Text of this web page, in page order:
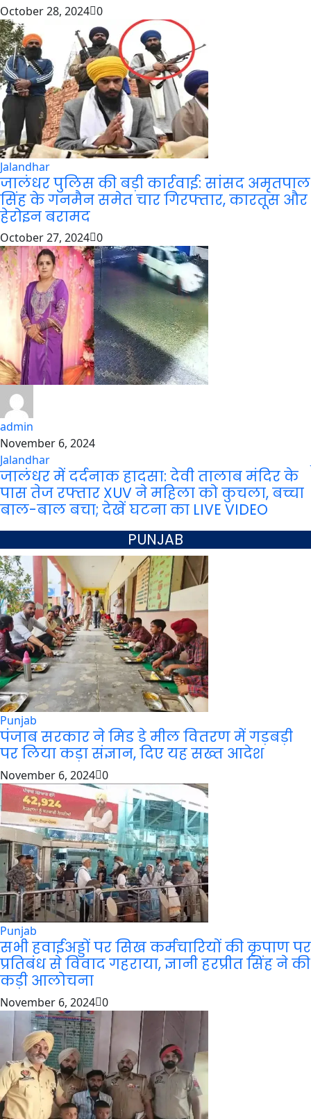
October 28, 2024 0
Jalandhar
जालंधर पुलिस की बड़ी कार्रवाई: सांसद अमृतपाल
सिंह के गनमैन समेत चार गिरफ्तार, कारतूस और
हेरोइन बरामद
October 27, 2024 0
admin
November 6, 2024
Jalandhar
जालंधर में दर्दनाक हादसा: देवी तालाब मंदिर के
पास तेज रफ्तार XUV ने महिला को कुचला, बच्चा
बाल-बाल बचा; देखें घटना का LIVE VIDEO
PUNJAB
Punjab
पंजाब सरकार ने मिड डे मील वितरण में गड़बड़ी
पर लिया कड़ा संज्ञान, दिए यह सख्त आदेश
November 6, 2024 0
Punjab
सभी हवाईअड्डों पर सिख कर्मचारियों की कृपाण पर
प्रतिबंध से विवाद गहराया, ज्ञानी हरप्रीत सिंह ने की
कड़ी आलोचना
November 6, 2024 0